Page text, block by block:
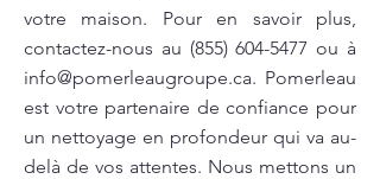
votre maison. Pour en savoir plus,
contactez-nous au (855) 604-5477 ou à
info@pomerleaugroupe.ca. Pomerleau
est votre partenaire de confiance pour
un nettoyage en profondeur qui va au-
delà de vos attentes. Nous mettons un